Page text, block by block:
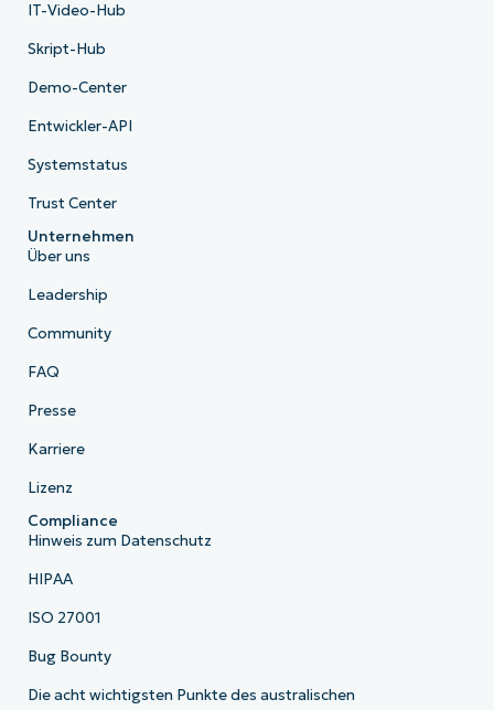
IT-Video-Hub
Skript-Hub
Demo-Center
Entwickler-API
Systemstatus
Trust Center
Unternehmen
Über uns
Leadership
Community
FAQ
Presse
Karriere
Lizenz
Compliance
Hinweis zum Datenschutz
HIPAA
ISO 27001
Bug Bounty
Die acht wichtigsten Punkte des australischen